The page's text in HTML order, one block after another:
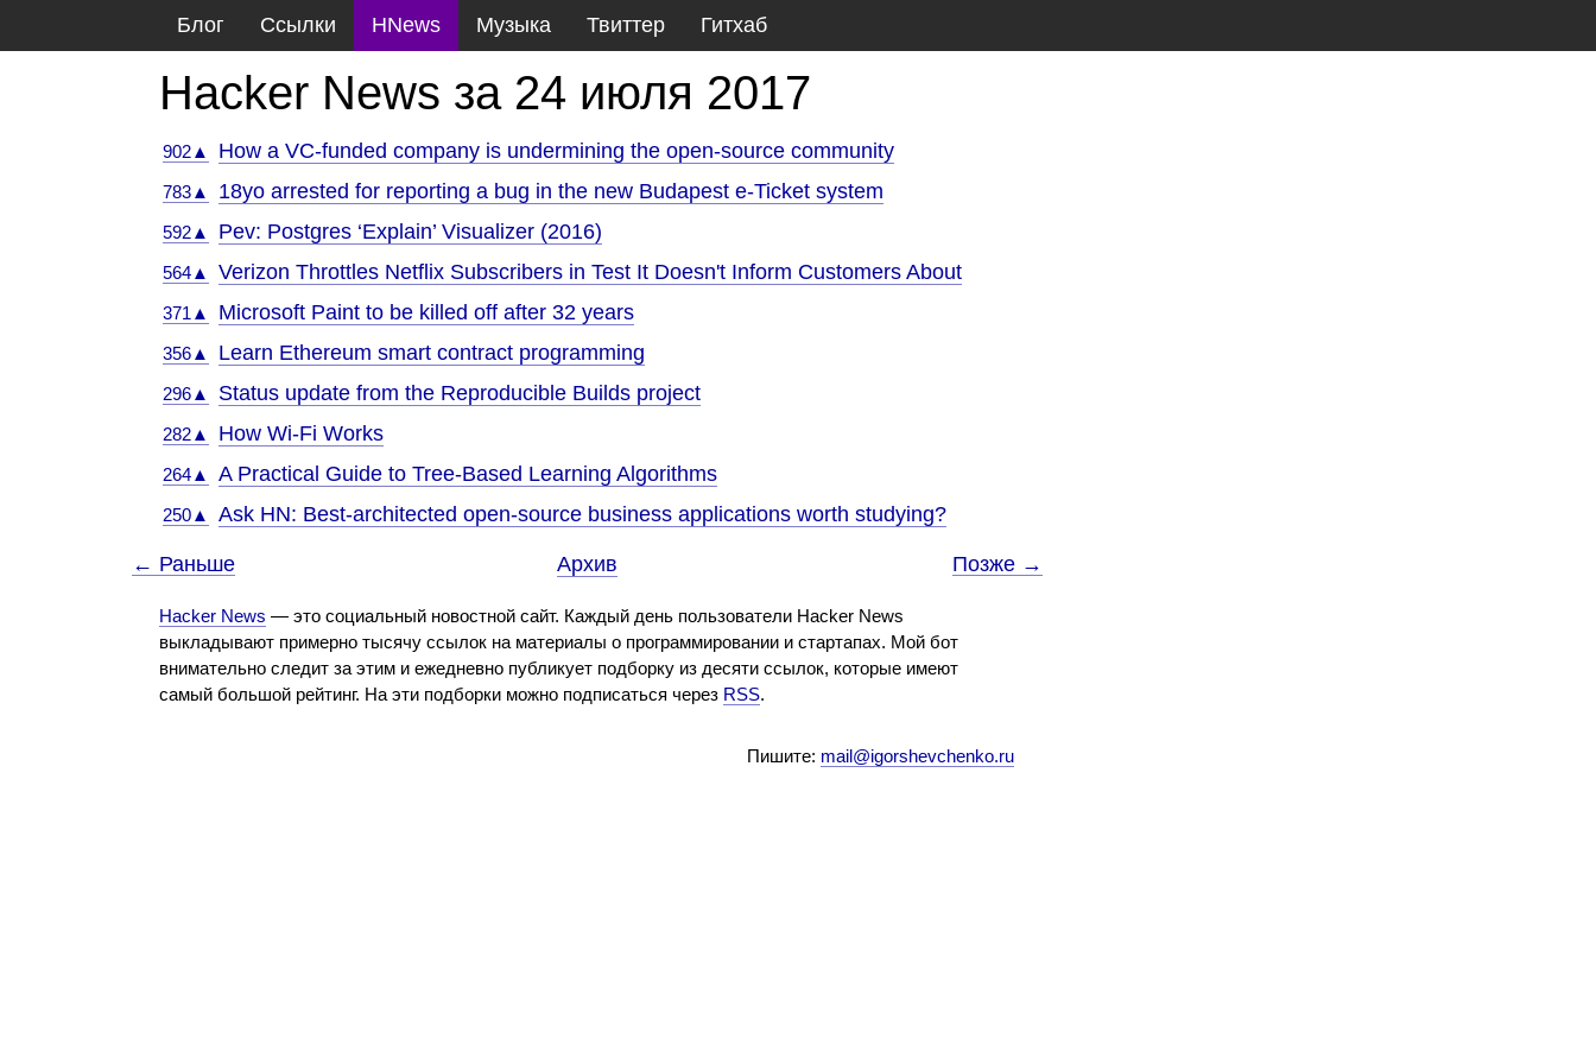
Блог Ссылки HNews Музыка Твиттер Гитхаб
Hacker News за 24 июля 2017
902▲ How a VC-funded company is undermining the open-source community
783▲ 18yo arrested for reporting a bug in the new Budapest e-Ticket system
592▲ Pev: Postgres ‘Explain’ Visualizer (2016)
564▲ Verizon Throttles Netflix Subscribers in Test It Doesn't Inform Customers About
371▲ Microsoft Paint to be killed off after 32 years
356▲ Learn Ethereum smart contract programming
296▲ Status update from the Reproducible Builds project
282▲ How Wi-Fi Works
264▲ A Practical Guide to Tree-Based Learning Algorithms
250▲ Ask HN: Best-architected open-source business applications worth studying?
← Раньше Архив Позже →
Hacker News — это социальный новостной сайт. Каждый день пользователи Hacker News
выкладывают примерно тысячу ссылок на материалы о программировании и стартапах. Мой бот
внимательно следит за этим и ежедневно публикует подборку из десяти ссылок, которые имеют
самый большой рейтинг. На эти подборки можно подписаться через RSS.
Пишите: mail@igorshevchenko.ru